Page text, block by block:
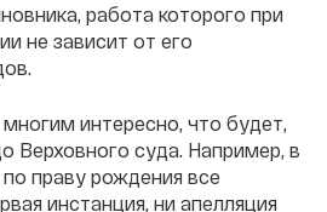
работа которого при
не зависит от его
интересно, что будет,
Верховного суда. Например, в
праву рождения все
инстанция, ни апелляция